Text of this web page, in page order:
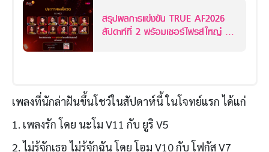
สรุปผลการแข่งขัน TRUE AF2026
สัปดาห์ที่ 2 พร้อมเซอร์ไพรส์ใหญ่ ยัง
เพลงที่นักล่าฝันขึ้นโชว์ในสัปดาห์นี้ ในโจทย์แรก ได้แก่
1. เพลงรัก โดย นะโม V11 กับ ยูริ V5
2. ไม่รู้จักเธอ ไม่รู้จักฉัน โดย โอม V10 กับ โฟกัส V7